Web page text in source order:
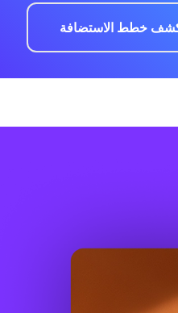
خطط الاستضافة